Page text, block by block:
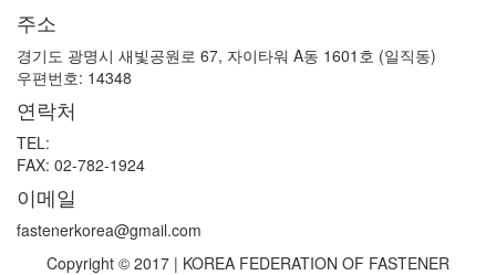
주소
경기도 광명시 새빛공원로 67, 자이타워 A동 1601호 (일직동)
우편번호: 14348
연락처
TEL:
FAX: 02-782-1924
이메일
fastenerkorea@gmail.com
Copyright © 2017 | KOREA FEDERATION OF FASTENER